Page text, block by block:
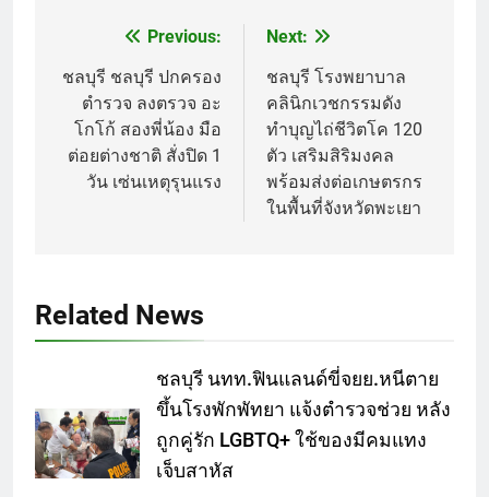
navigation
Previous:
ชลบุรี ชลบุรี ปกครอง
ตำรวจ ลงตรวจ อะ
โกโก้ สองพี่น้อง มือ
ต่อยต่างชาติ สั่งปิด 1
วัน เซ่นเหตุรุนแรง
Next:
ชลบุรี โรงพยาบาล
คลินิกเวชกรรมดัง
ทำบุญไถ่ชีวิตโค 120
ตัว เสริมสิริมงคล
พร้อมส่งต่อเกษตรกร
ในพื้นที่จังหวัดพะเยา
Related News
ชลบุรี นทท.ฟินแลนด์ขี่จยย.หนีตาย
ขึ้นโรงพักพัทยา แจ้งตำรวจช่วย หลัง
ถูกคู่รัก LGBTQ+ ใช้ของมีคมแทง
เจ็บสาหัส